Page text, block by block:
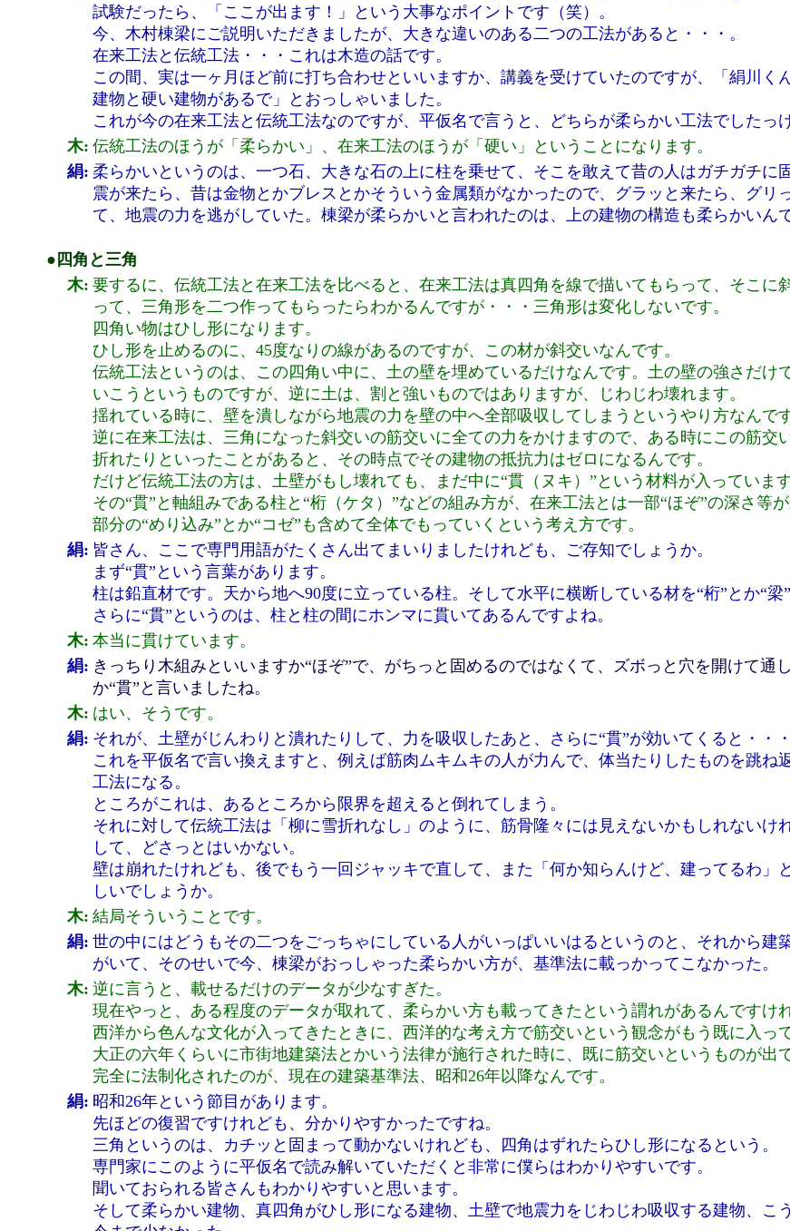
試験だったら、「ここが出ます！」という大事なポイントです（笑）。
今、木村棟梁にご説明いただきましたが、大きな違いのある二つの工法があると・・・。
在来工法と伝統工法・・・これは木造の話です。
この間、実は一ヶ月ほど前に打ち合わせといいますか、講義を受けていたのですが、「絹川く
建物と硬い建物があるで」とおっしゃいました。
これが今の在来工法と伝統工法なのですが、平仮名で言うと、どちらが柔らかい工法でしたっけ
木: 伝統工法のほうが「柔らかい」、在来工法のほうが「硬い」ということになります。
絹: 柔らかいというのは、一つ石、大きな石の上に柱を乗せて、そこを敢えて昔の人はガチガチに
震が来たら、昔は金物とかブレスとかそういう金属類がなかったので、グラッと来たら、グリ
て、地震の力を逃がしていた。棟梁が柔らかいと言われたのは、上の建物の構造も柔らかいん
●四角と三角
木: 要するに、伝統工法と在来工法を比べると、在来工法は真四角を線で描いてもらって、そこに
って、三角形を二つ作ってもらったらわかるんですが・・・三角形は変化しないです。
四角い物はひし形になります。
ひし形を止めるのに、45度なりの線があるのですが、この材が斜交いなんです。
伝統工法というのは、この四角い中に、土の壁を埋めているだけなんです。土の壁の強さだけ
いこうというものですが、逆に土は、割と強いものではありますが、じわじわ壊れます。
揺れている時に、壁を潰しながら地震の力を壁の中へ全部吸収してしまうというやり方なんです
逆に在来工法は、三角になった斜交いの筋交いに全ての力をかけますので、ある時にこの筋交
折れたりといったことがあると、その時点でその建物の抵抗力はゼロになるんです。
だけど伝統工法の方は、土壁がもし壊れても、まだ中に“貫（ヌキ）”という材料が入っています
その“貫”と軸組みである柱と“桁（ケタ）”などの組み方が、在来工法とは一部“ほぞ”の深さ等
部分の“めり込み”とか“コゼ”も含めて全体でもっていくという考え方です。
絹: 皆さん、ここで専門用語がたくさん出てまいりましたけれども、ご存知でしょうか。
まず“貫”という言葉があります。
柱は鉛直材です。天から地へ90度に立っている柱。そして水平に横断している材を“桁”とか“梁
さらに“貫”というのは、柱と柱の間にホンマに貫いてあるんですよね。
木: 本当に貫けています。
絹: きっちり木組みといいますか“ほぞ”で、がちっと固めるのではなくて、ズボっと穴を開けて通
か“貫”と言いましたね。
木: はい、そうです。
絹: それが、土壁がじんわりと潰れたりして、力を吸収したあと、さらに“貫”が効いてくると・・・
これを平仮名で言い換えますと、例えば筋肉ムキムキの人が力んで、体当たりしたものを跳ね
工法になる。
ところがこれは、あるところから限界を超えると倒れてしまう。
それに対して伝統工法は「柳に雪折れなし」のように、筋骨隆々には見えないかもしれないけ
して、どさっとはいかない。
壁は崩れたけれども、後でもう一回ジャッキで直して、また「何か知らんけど、建ってるわ」
しいでしょうか。
木: 結局そういうことです。
絹: 世の中にはどうもその二つをごっちゃにしている人がいっぱいいはるというのと、それから建
がいて、そのせいで今、棟梁がおっしゃった柔らかい方が、基準法に載っかってこなかった。
木: 逆に言うと、載せるだけのデータが少なすぎた。
現在やっと、ある程度のデータが取れて、柔らかい方も載ってきたという謂れがあるんですけ
西洋から色んな文化が入ってきたときに、西洋的な考え方で筋交いという観念がもう既に入っ
大正の六年くらいに市街地建築法とかいう法律が施行された時に、既に筋交いというものが出
完全に法制化されたのが、現在の建築基準法、昭和26年以降なんです。
絹: 昭和26年という節目があります。
先ほどの復習ですけれども、分かりやすかったですね。
三角というのは、カチッと固まって動かないけれども、四角はずれたらひし形になるという。
専門家にこのように平仮名で読み解いていただくと非常に僕らはわかりやすいです。
聞いておられる皆さんもわかりやすいと思います。
そして柔らかい建物、真四角がひし形になる建物、土壁で地震力をじわじわ吸収する建物、こ